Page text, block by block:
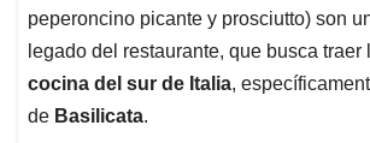
peperoncino picante y prosciutto) son
legado del restaurante, que busca traer
cocina del sur de Italia,
de Basilicata.